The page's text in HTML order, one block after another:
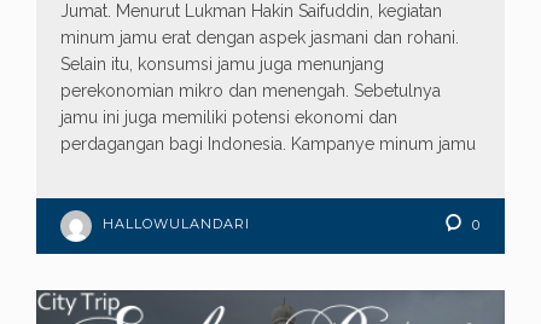
Jumat. Menurut Lukman Hakin Saifuddin, kegiatan
minum jamu erat dengan aspek jasmani dan rohani.
Selain itu, konsumsi jamu juga menunjang
perekonomian mikro dan menengah. Sebetulnya
jamu ini juga memiliki potensi ekonomi dan
perdagangan bagi Indonesia. Kampanye minum jamu
HALLOWULANDARI 0